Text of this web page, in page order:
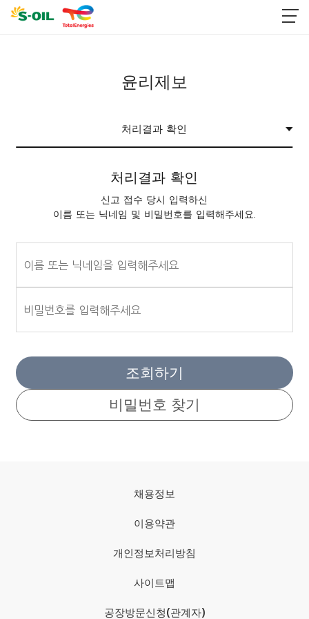
윤리제보
신고 접수 당시 입력하신
이름 또는 닉네임 및 비밀번호를 입력해주세요.
처리결과 확인
처리결과 확인
조회하기
비밀번호 찾기
채용정보
이용약관
개인정보처리방침
사이트맵
공장방문신청(관계자)